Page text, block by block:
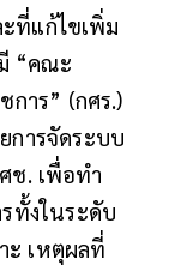
ที่แก้ไขเพิ่ม
“คณะ
การ” (กศร.)
การจัดระบบ
ช. เพื่อทำ
ทั้งในระดับ
ะ เหตุผลที่